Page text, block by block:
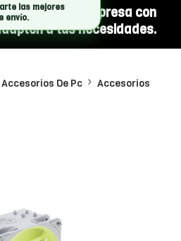
equipar a tu empresa con
a tus necesidades.
De Pc Accesorios
las mejores
envío.